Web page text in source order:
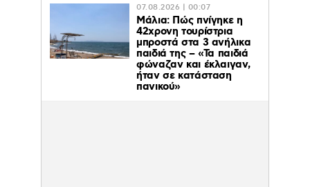
07.08.2026 | 00:07
Μάλια: Πώς πνίγηκε η
42χρονη τουρίστρια
μπροστά στα 3 ανήλικα
παιδιά της – «Τα παιδιά
φώναζαν και έκλαιγαν,
ήταν σε κατάσταση
πανικού»